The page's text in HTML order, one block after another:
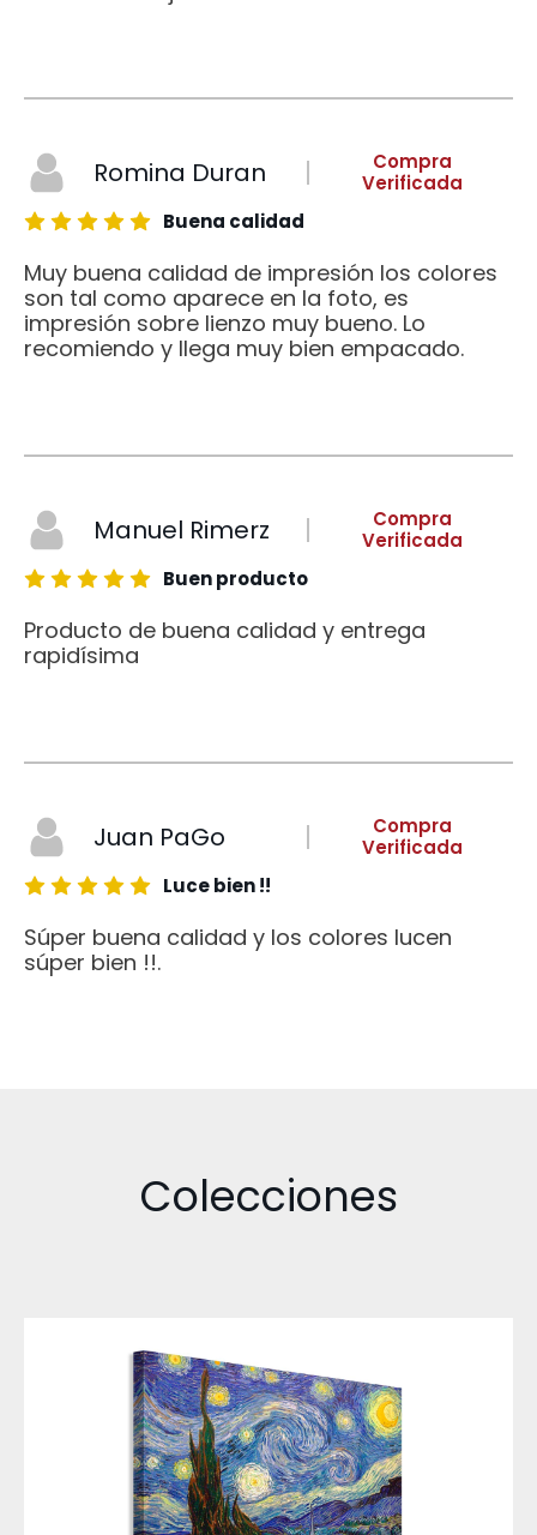
Romina Duran
Compra
Verificada
Buena calidad
Muy buena calidad de impresión los colores
son tal como aparece en la foto, es
impresión sobre lienzo muy bueno. Lo
recomiendo y llega muy bien empacado.
Manuel Rimerz
Compra
Verificada
Buen producto
Producto de buena calidad y entrega
rapidísima
Juan PaGo
Compra
Verificada
Luce bien !!
Súper buena calidad y los colores lucen
súper bien !!.
Colecciones